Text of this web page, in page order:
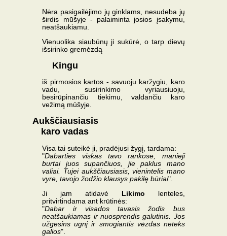
Nėra pasigailėjimo jų ginklams, nesudeba jų
širdis mūšyje - palaiminta josios įsakymu,
neatšaukiamu.
Vienuolika siaubūnų ji sukūrė, o tarp dievų
išsirinko gremėzdą
Kingu
iš pirmosios kartos - savuoju karžygiu, karo
vadu, susirinkimo vyriausiuoju,
besirūpinančiu tiekimu, valdančiu karo
vežimą mūšyje.
Aukščiausiasis
karo vadas
Visa tai suteikė ji, pradėjusi žygį, tardama:
"Dabarties viskas tavo rankose, manieji
burtai juos supančiuos, jie paklus mano
valiai. Tujei aukščiausiasis, vienintelis mano
vyre, tavojo žodžio klausys pakilę būriai".
Ji jam atidavė Likimo lenteles,
pritvirtindama ant krūtinės:
"Dabar ir visados tavasis žodis bus
neatšaukiamas ir nuosprendis galutinis. Jos
užgesins ugnį ir smogiantis vėzdas neteks
galios".